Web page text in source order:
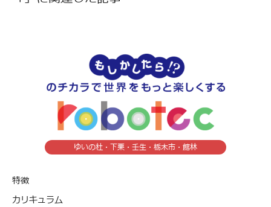
ゆいの杜・下栗・壬生・栃木市・館林
特徴
カリキュラム